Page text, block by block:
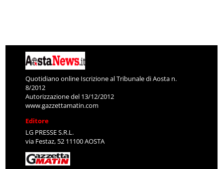
Quotidiano online Iscrizione al Tribunale di Aosta n.
8/2012
Autorizzazione del 13/12/2012
www.gazzettamatin.com
Editore
LG PRESSE S.R.L.
via Festaz, 52 11100 AOSTA